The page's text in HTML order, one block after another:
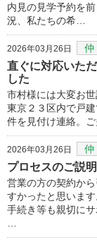
内見の見学予約を
況、私たちの希…
2026年03月26日
直ぐに対応いた
した
市村様には大変お世
東京２３区内で戸
件を見付け連絡。
2026年03月26日
プロセスのご説
営業の方の契約か
すかったと思います
手続き等も親切に